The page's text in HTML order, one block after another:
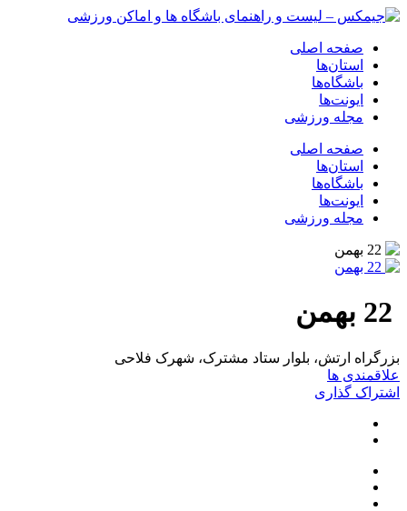
صفحه اصلی
استان‌ها
باشگاه‌ها
ایونت‌ها
مجله ورزشی
صفحه اصلی
استان‌ها
باشگاه‌ها
ایونت‌ها
مجله ورزشی
بزرگراه ارتش، بلوار ستاد مشترک، شهرک فلاحی
علاقمندی ها
اشتراک گذاری